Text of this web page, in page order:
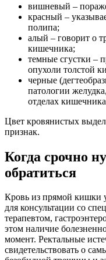
вишневый –
красный –
полипа;
алый – говорит о
кишечника;
темные сгустки –
опухоли толстой
черные
патологии
отделах
Цвет кровянистых
признак.
Когда срочно
обратиться
Кровь из прямой кишки
для консультации со
терапевтом,
этом наличие
момент. Ректальные
свидетельствовать о